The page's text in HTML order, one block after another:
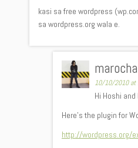
kasi sa free wordpress
sa wordpress.org wala e.
10/10/2010 at
Hi Hoshi and
Here’s the plugin for
http://wordpress.org/